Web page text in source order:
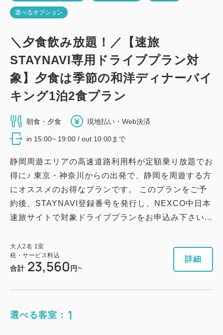
選べるオプション
＼夕食飲み放題！／【速旅
STAYNAVI専用ドライブプラン対
象】夕食は季節の和洋ディナーバイ
キング1泊2食プラン
朝食・夕食 現地払い・Web決済
in 15:00~ 19:00 / out 10:00まで
静岡周遊エリアの高速道路利用料が定額乗り放題でお
得に♪ 東京・神奈川からの出発で、静岡を周遊する方
にオススメのお得なプランです。 このプランをご予
約後、STAYNAVI登録番号を発行し、NEXCO中日本
速旅サイトで対象ドライブプランをお申込み下さい...
大人2名 1室
税・サービス料込
合計 23,560 円~
詳細
選べる客室： 1